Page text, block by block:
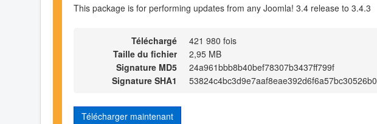
This package is for performing updates from any Joomla! 3.4 release to 3.4.3
Téléchargé
421 980 fois
Taille du fichier
2,95 MB
Signature MD5
24a961bbb8b40bef78307b3437ff799f
Signature SHA1
53824c4bc3d9e7aaf8eae392d6f6a57bc30526b0
Télécharger maintenant